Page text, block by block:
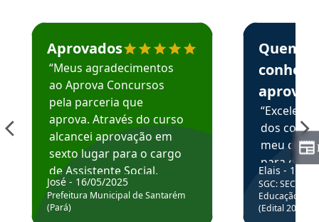
Estudante José recomenda o Aprova Concursos em
Aprovados
“Meus agradecimentos
ao Aprova Concursos
pela parceria que
aprova. Através do curso
alcancei aprovação em
sexto lugar para o cargo
de Assistente Social.
Hoje estou atuando na
Prefeitura de Santarém.
José - 16/05/2025
Prefeitura Municipal de Santarém
(Pará)
Estudante
Quem
aprova
dos
meu
para
colocar
através
de
Elais - 15/
SGC: SEC BA
Educação
(Edital